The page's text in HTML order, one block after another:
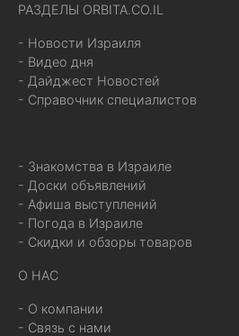
РАЗДЕЛЫ ORBITA.CO.IL
- Новости Израиля
- Видео дня
- Дайджест Новостей
- Справочник специалистов
- Знакомства в Израиле
- Доски объявлений
- Афиша выступлений
- Погода в Израиле
- Скидки и обзоры товаров
О НАС
- О компании
- Связь с нами